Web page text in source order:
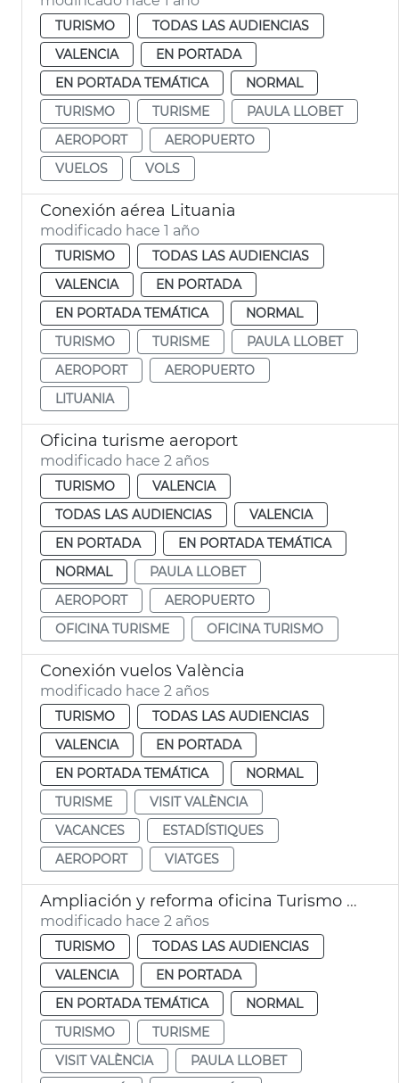
TURISMO
TODAS LAS AUDIENCIAS
VALENCIA
EN PORTADA
EN PORTADA TEMÁTICA
NORMAL
TURISMO
TURISME
PAULA LLOBET
AEROPORT
AEROPUERTO
VUELOS
VOLS
Conexión aérea Lituania
modificado hace 1 año
TURISMO
TODAS LAS AUDIENCIAS
VALENCIA
EN PORTADA
EN PORTADA TEMÁTICA
NORMAL
TURISMO
TURISME
PAULA LLOBET
AEROPORT
AEROPUERTO
LITUANIA
Oficina turisme aeroport
modificado hace 2 años
TURISMO
VALENCIA
TODAS LAS AUDIENCIAS
VALENCIA
EN PORTADA
EN PORTADA TEMÁTICA
NORMAL
PAULA LLOBET
AEROPORT
AEROPUERTO
OFICINA TURISME
OFICINA TURISMO
Conexión vuelos València
modificado hace 2 años
TURISMO
TODAS LAS AUDIENCIAS
VALENCIA
EN PORTADA
EN PORTADA TEMÁTICA
NORMAL
TURISME
VISIT VALÈNCIA
VACANCES
ESTADÍSTIQUES
AEROPORT
VIATGES
Ampliación y reforma oficina Turismo Aeropuerto València
modificado hace 2 años
TURISMO
TODAS LAS AUDIENCIAS
VALENCIA
EN PORTADA
EN PORTADA TEMÁTICA
NORMAL
TURISMO
TURISME
VISIT VALÈNCIA
PAULA LLOBET